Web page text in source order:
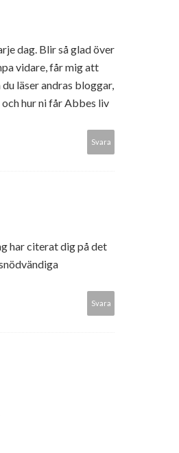
dag. Blir så glad över
vidare, får mig att
läser andras bloggar,
hur ni får Abbes liv
Svara
har citerat dig på det
Svara